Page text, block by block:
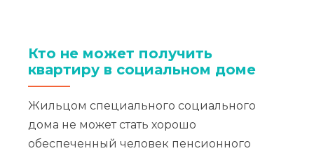
Кто не может получить
квартиру в социальном доме
Жильцом специального социального
дома не может стать хорошо
обеспеченный человек пенсионного